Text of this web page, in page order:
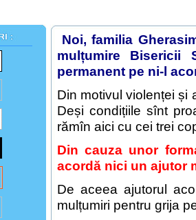
Noi, familia
mulțumire
permanent pe ni-l
Din motivul violenței și
Deși condițiile sînt
rămîn aici cu cei trei
Din cauza unor
acordă nici un ajutor
De aceea ajutorul
mulțumiri pentru grija